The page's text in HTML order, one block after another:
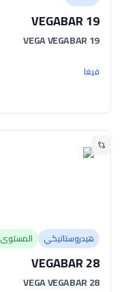
VEGABAR 19
VEGA VEGABAR 19
فيغا
هيدروستاتيكي المستوى
VEGABAR 28
VEGA VEGABAR 28